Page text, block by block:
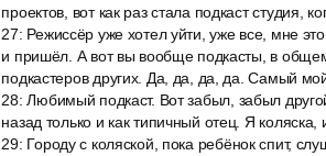
проектов, вот как раз стала подкаст студия,
27: Режиссёр уже хотел уйти, уже все, мне
и пришёл. А вот вы вообще подкасты, в
подкастеров других. Да, да, да, да. Самый
28:Любимый подкаст. Вот забыл, забыл
назад только и как типичный отец. Я
29: Городу с коляской, пока ребёнок спит,